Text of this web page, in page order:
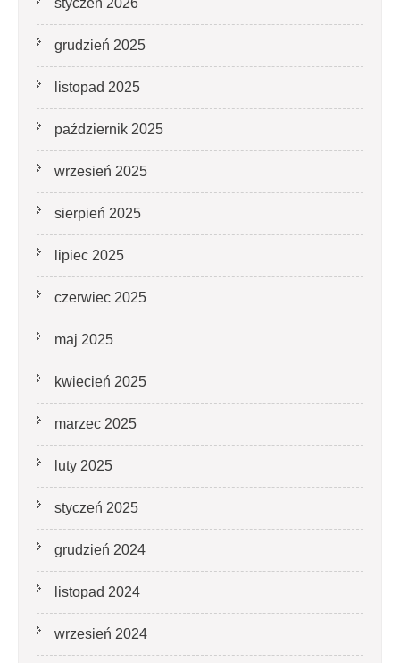
styczeń 2026
grudzień 2025
listopad 2025
październik 2025
wrzesień 2025
sierpień 2025
lipiec 2025
czerwiec 2025
maj 2025
kwiecień 2025
marzec 2025
luty 2025
styczeń 2025
grudzień 2024
listopad 2024
wrzesień 2024